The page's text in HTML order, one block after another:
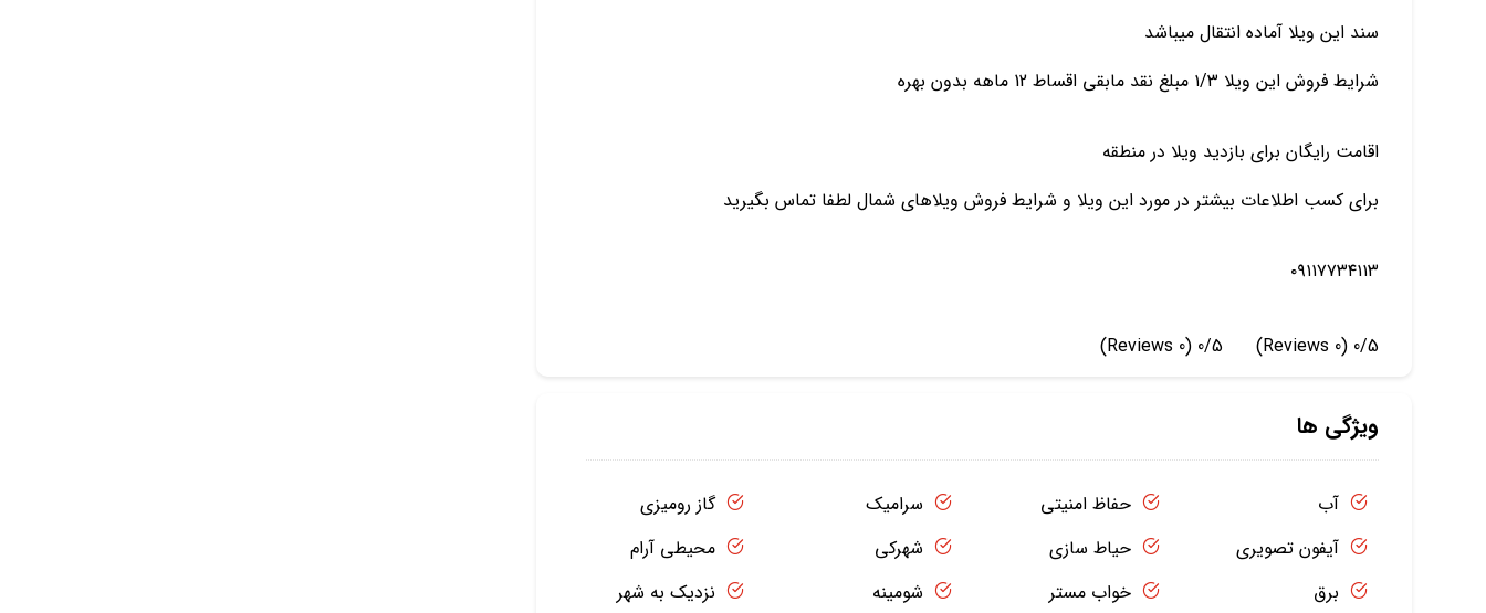
سند این ویلا آماده انتقال میباشد
شرایط فروش این ویلا ۱/۳ مبلغ نقد مابقی اقساط 12 ماهه بدون بهره
اقامت رایگان برای بازدید ویلا در منطقه
برای کسب اطلاعات بیشتر در مورد این ویلا و شرایط فروش ویلاهای شمال لطفا تماس بگیرید
۰۹۱۱۷۷۳۴۱۱۳
0/5
(0 Reviews)
0/5
(0 Reviews)
ویژگی ها
آب
آیفون تصویری
برق
حفاظ امنیتی
حیاط سازی
خواب مستر
سرامیک
شهرکی
شومینه
گاز رومیزی
محیطی آرام
نزدیک به شهر